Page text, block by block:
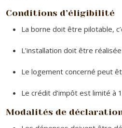
Conditions d’éligibilité
La borne doit être pilotable,
L’installation doit être
Le logement concerné peut
Le crédit d’impôt est limité à
Modalités de